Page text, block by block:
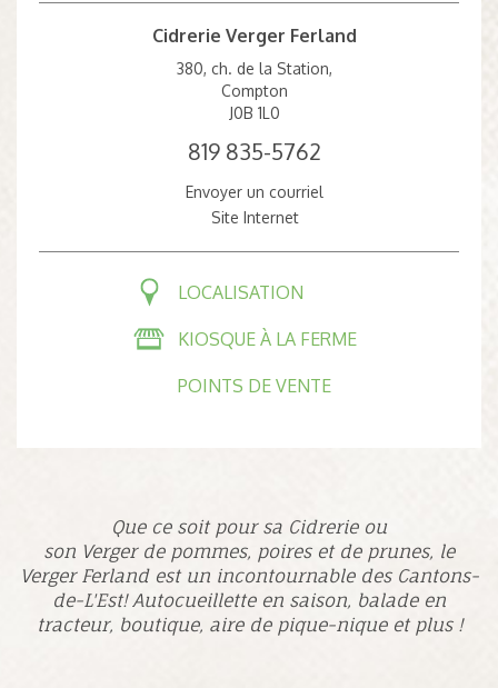
Cidrerie Verger Ferland
380, ch. de la Station,
Compton
J0B 1L0
819 835-5762
Envoyer un courriel
Site Internet
LOCALISATION
KIOSQUE À LA FERME
POINTS DE VENTE
Que ce soit pour sa Cidrerie ou
son Verger de pommes, poires et de prunes, le
Verger Ferland est un incontournable des Cantons-
de-L'Est! Autocueillette en saison, balade en
tracteur, boutique, aire de pique-nique et plus !